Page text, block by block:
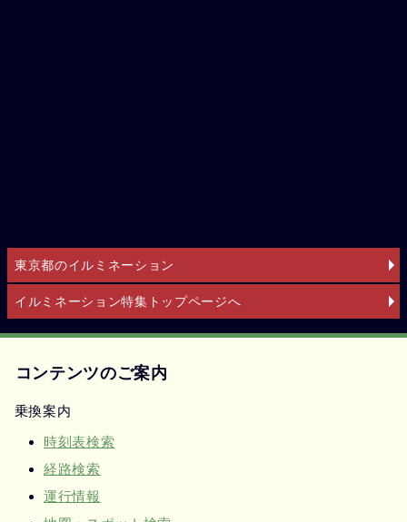
東京都のイルミネーション
イルミネーション特集トップページへ
コンテンツのご案内
乗換案内
時刻表検索
経路検索
運行情報